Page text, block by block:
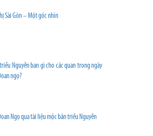
Sài Gòn – Một góc nhìn
Nguyễn ban gì cho các quan trong ngày
ngọ?
Ngọ qua tài liệu mộc bản triều Nguyễn